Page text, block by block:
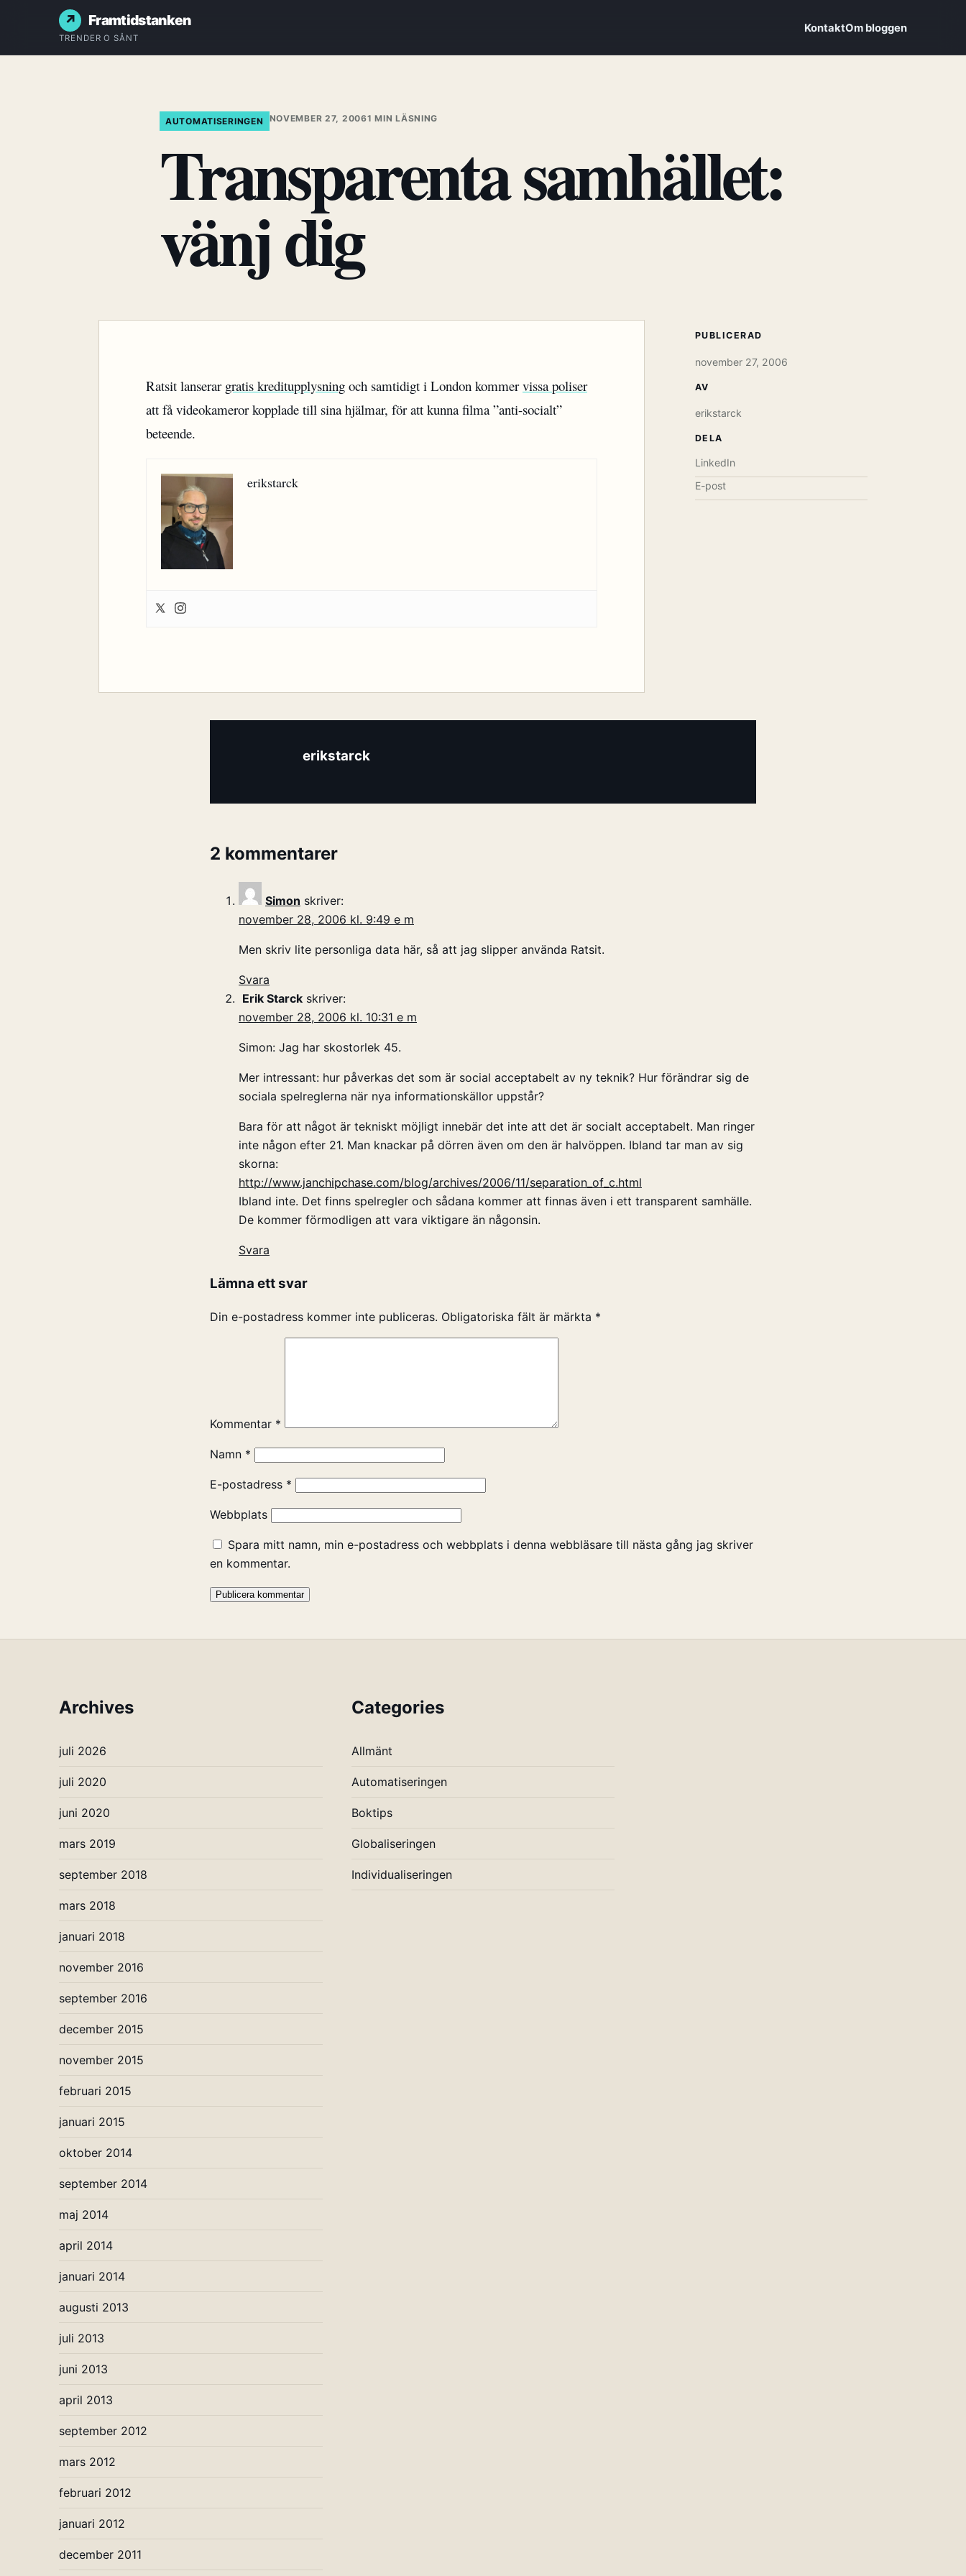
Framtidstanken
TRENDER O SÅNT
KontaktOm bloggen
AUTOMATISERINGEN NOVEMBER 27, 20061 MIN LÄSNING
Transparenta samhället:
vänj dig
Ratsit lanserar gratis kreditupplysning och samtidigt i London kommervissa poliser
att få videokameror kopplade till sina hjälmar, för att kunna filma ”anti-socialt”
beteende.
erikstarck
PUBLICERAD
november 27, 2006
AV
erikstarck
DELA
LinkedIn
E-post
erikstarck
2 kommentarer
Simon skriver:
november 28, 2006 kl. 9:49 e m
Men skriv lite personliga data här, så att jag slipper använda Ratsit.
Svara
Erik Starck skriver:
november 28, 2006 kl. 10:31 e m
Simon: Jag har skostorlek 45.
Mer intressant: hur påverkas det som är social acceptabelt av ny teknik? Hur förändrar sig de
sociala spelreglerna när nya informationskällor uppstår?
Bara för att något är tekniskt möjligt innebär det inte att det är socialt acceptabelt. Man ringer
inte någon efter 21. Man knackar på dörren även om den är halvöppen. Ibland tar man av sig
skorna:
http://www.janchipchase.com/blog/archives/2006/11/separation_of_c.html
Ibland inte. Det finns spelregler och sådana kommer att finnas även i ett transparent samhälle.
De kommer förmodligen att vara viktigare än någonsin.
Svara
Lämna ett svar
Din e-postadress kommer inte publiceras. Obligatoriska fält är märkta *
Kommentar *
Namn *
E-postadress *
Webbplats
Spara mitt namn, min e-postadress och webbplats i denna webbläsare till nästa gång jag skriver
en kommentar.
Archives
juli 2026
juli 2020
juni 2020
mars 2019
september 2018
mars 2018
januari 2018
november 2016
september 2016
december 2015
november 2015
februari 2015
januari 2015
oktober 2014
september 2014
maj 2014
april 2014
januari 2014
augusti 2013
juli 2013
juni 2013
april 2013
september 2012
mars 2012
februari 2012
januari 2012
december 2011
Categories
Allmänt
Automatiseringen
Boktips
Globaliseringen
Individualiseringen